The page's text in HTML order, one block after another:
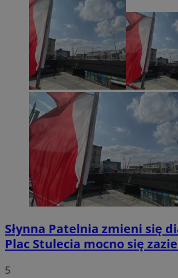
Słynna Patelnia zmieni się
Plac Stulecia mocno się
5